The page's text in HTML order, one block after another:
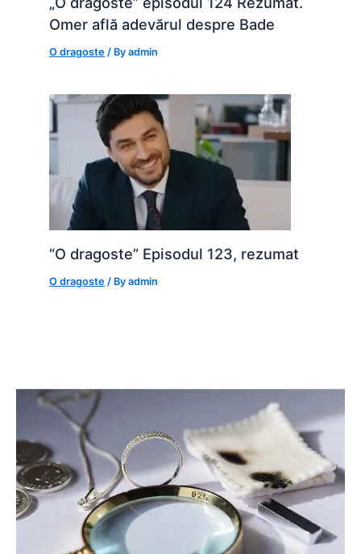
Omer află adevărul despre Bade
O dragoste / Byadmin
“O dragoste” Episodul 123, rezumat
O dragoste / Byadmin